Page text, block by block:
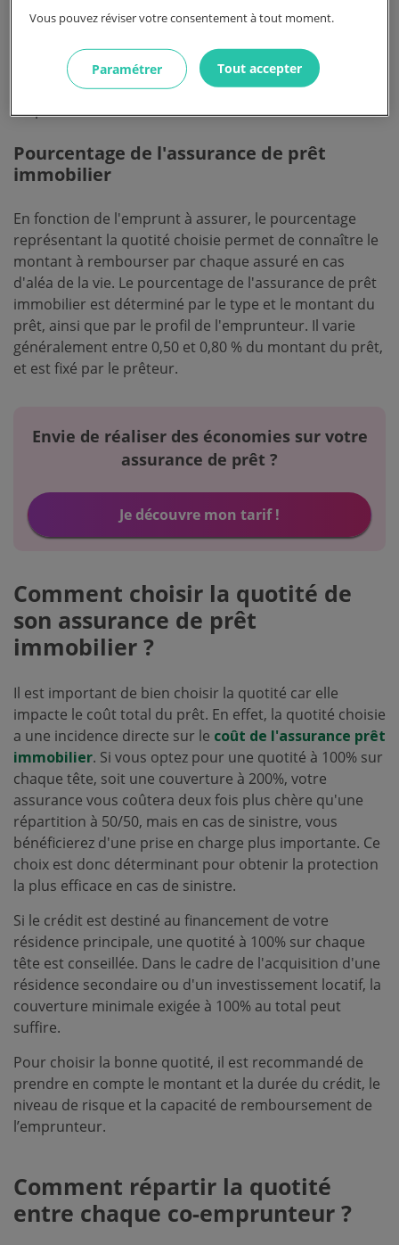
rembourser à l'assureur en cas de décès, d'invalidité,
Si vous empruntez à plusieurs, la quotité doit au
minimum être répartie entre 1% et 100% par co-
emprunteur.
Pourcentage de l'assurance de prêt
immobilier
En fonction de l'emprunt à assurer, le pourcentage
représentant la quotité choisie permet de connaître le
montant à rembourser par chaque assuré en cas
d'aléa de la vie. Le pourcentage de l'assurance de prêt
immobilier est déterminé par le type et le montant du
prêt, ainsi que par le profil de l'emprunteur. Il varie
généralement entre 0,50 et 0,80 % du montant du prêt,
et est fixé par le prêteur.
Envie de réaliser des économies sur votre
assurance de prêt ?
Je découvre mon tarif !
Comment choisir la quotité de
son assurance de prêt
immobilier ?
Il est important de bien choisir la quotité car elle
impacte le coût total du prêt. En effet, la quotité choisie
a une incidence directe sur le coût de l'assurance prêt
immobilier. Si vous optez pour une quotité à 100% sur
chaque tête, soit une couverture à 200%, votre
assurance vous coûtera deux fois plus chère qu'une
répartition à 50/50, mais en cas de sinistre, vous
bénéficierez d'une prise en charge plus importante. Ce
choix est donc déterminant pour obtenir la protection
la plus efficace en cas de sinistre.
Si le crédit est destiné au financement de votre
résidence principale, une quotité à 100% sur chaque
tête est conseillée. Dans le cadre de l'acquisition d'une
résidence secondaire ou d'un investissement locatif, la
couverture minimale exigée à 100% au total peut
suffire.
Pour choisir la bonne quotité, il est recommandé de
prendre en compte le montant et la durée du crédit, le
niveau de risque et la capacité de remboursement de
l’emprunteur.
Comment répartir la quotité
entre chaque co-emprunteur ?
Vous pouvez réviser votre consentement à tout moment.
Tout accepter
Paramétrer